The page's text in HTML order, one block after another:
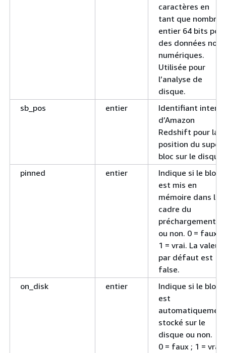
caractères en
tant que nombre
entier 64 bits pour
des données non
numériques.
Utilisée pour
l’analyse de
disque.
sb_pos
entier
Identifiant interne
d’Amazon
Redshift pour la
position du super
bloc sur le disque.
pinned
entier
Indique si le bloc
est mis en
mémoire dans le
cadre du
préchargement
ou non. 0 = faux ;
1 = vrai. La valeur
par défaut est
false.
on_disk
entier
Indique si le bloc
est
automatiquement
stocké sur le
disque ou non.
0 = faux ; 1 = vrai.